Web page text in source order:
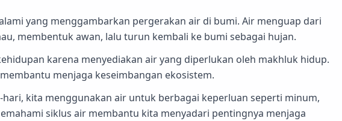
yang menggambarkan pergerakan air di bumi. Air menguap dari
membentuk awan, lalu turun kembali ke bumi sebagai hujan.
karena menyediakan air yang diperlukan oleh makhluk hidup.
menjaga keseimbangan ekosistem.
kita menggunakan air untuk berbagai keperluan seperti minum,
siklus air membantu kita menyadari pentingnya menjaga